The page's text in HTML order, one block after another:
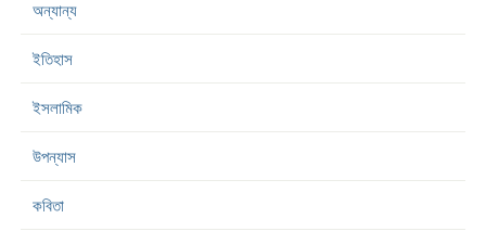
অন্যান্য
ইতিহাস
ইসলামিক
উপন্যাস
কবিতা